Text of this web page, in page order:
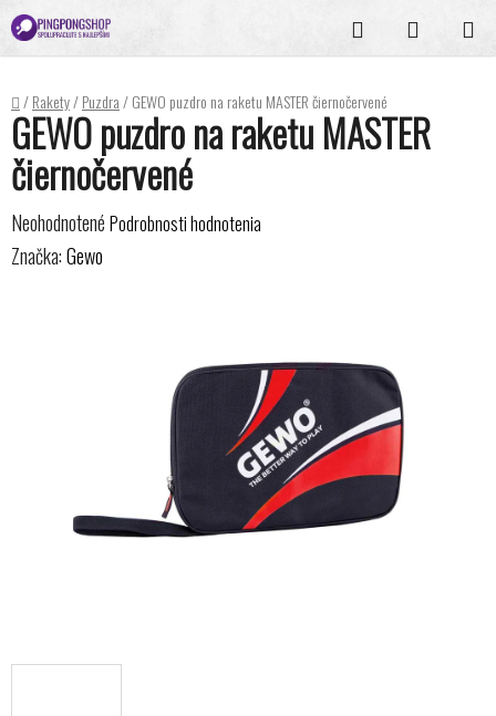
Prejsť
na
obsah
Hľadať
KOŠÍK
Domov
/Rakety/Puzdra/GEWO puzdro na raketu MASTER čiernočervené
GEWO puzdro na raketu MASTER
čiernočervené
Priemerné
hodnotenie
Neohodnotené Podrobnosti hodnotenia
Značka:Gewo